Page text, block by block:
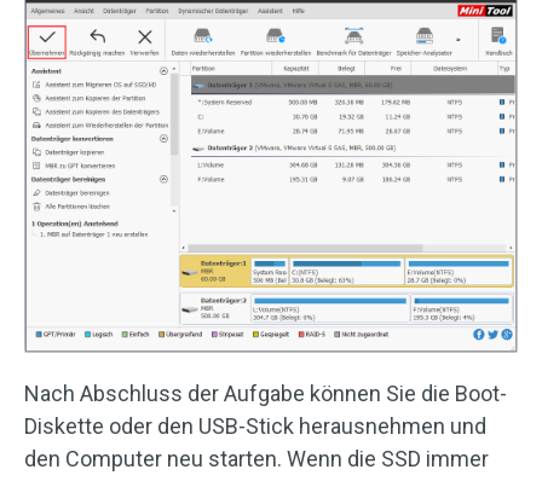
Nach Abschluss der Aufgabe können Sie die Boot-
Diskette oder den USB-Stick herausnehmen und
den Computer neu starten. Wenn die SSD immer